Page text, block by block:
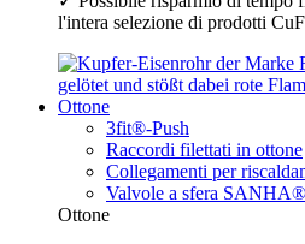
l'intera selezione di prodotti
Ottone
3fit®-Push
Raccordi filettati in ottone
Collegamenti per
Valvole a sfera SANHA®
Ottone